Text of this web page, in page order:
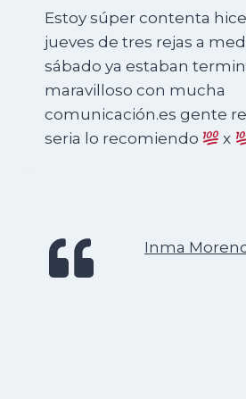
Estoy súper contenta
jueves de tres rejas a
sábado ya estaban
maravilloso con mucha
comunicación.es gente
seria lo recomiendo
x
Inma